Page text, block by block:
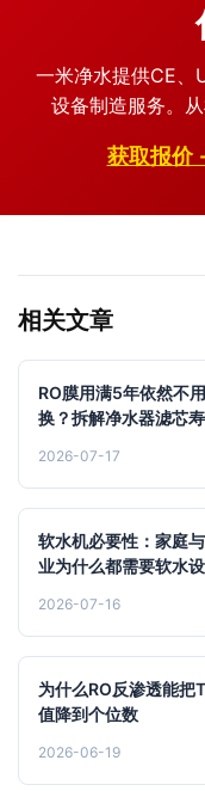
一米净水提供CE、
设备制造服务。
获取报价
相关文章
RO膜用满5年依然不用
换？拆解净水器滤芯
2026-07-17
软水机必要性：家庭
业为什么都需要软水
2026-07-16
为什么RO反渗透能把
值降到个位数
2026-06-19